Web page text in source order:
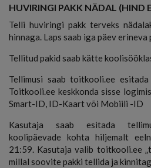
HUVIRINGI PAKK NÄDAL (HIND
Telli huviringi pakk terveks
hinnaga. Laps saab iga päev erineva
Tellitud pakid saab kätte
Tellimusi saab toitkooli.ee
Toitkooli.ee keskkonda sisse
Smart-ID, ID-Kaart või Mobiili -ID
Kasutaja saab esitada
koolipäevade kohta hiljemalt
21:59. Kasutaja valib toitkooli.ee
millal soovite pakki tellida ja